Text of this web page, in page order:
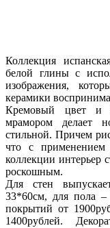
Коллекция
белой глины с
изображения,
керамики
Кремовый цвет и
мрамором делает
стильной. Причем
что с применением
коллекции интерьер
роскошным.
Для стен
33*60см, для пола
покрытий от
1400рублей.